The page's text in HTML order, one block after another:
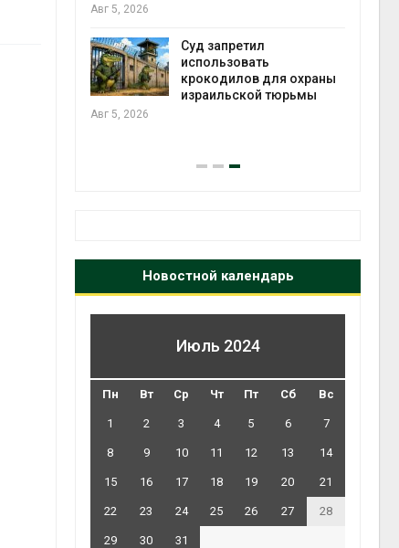
Авг 5, 2026
Суд запретил
использовать
крокодилов для охраны
израильской тюрьмы
Авг 5, 2026
Новостной календарь
Июль 2024
Пн Вт Ср Чт Пт Сб Вс
1 2 3 4 5 6 7
8 9 10 11 12 13 14
15 16 17 18 19 20 21
22 23 24 25 26 27 28
29 30
31